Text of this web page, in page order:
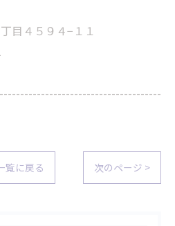
目４５９４−１１
覧に戻る 次のページ >